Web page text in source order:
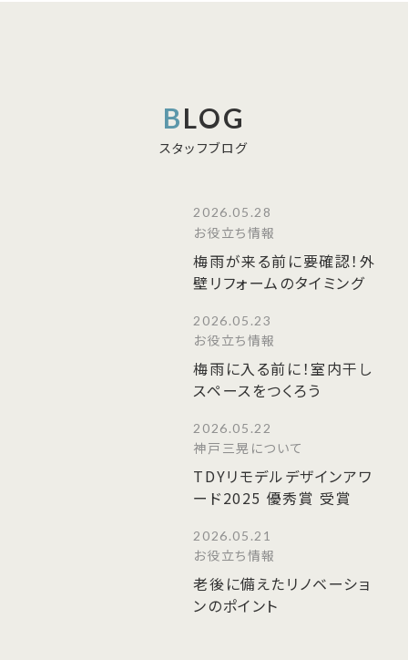
BLOG
スタッフブログ
2026.05.28
お役立ち情報
梅雨が来る前に要確認！外
壁リフォームのタイミング
2026.05.23
お役立ち情報
梅雨に入る前に！室内干し
スペースをつくろう
2026.05.22
神戸三晃について
TDYリモデルデザインアワ
ード2025 優秀賞 受賞
2026.05.21
お役立ち情報
老後に備えたリノベーショ
ンのポイント